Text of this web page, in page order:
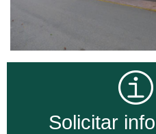
Solicitar